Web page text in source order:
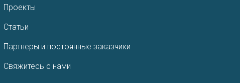
Проекты
Статьи
Партнеры и постоянные заказчики
Свяжитесь с нами